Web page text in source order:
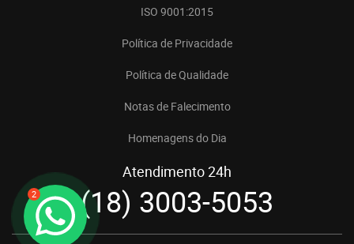
2
ISO 9001:2015
Política de Privacidade
Política de Qualidade
Notas de Falecimento
Homenagens do Dia
Atendimento 24h
(18) 3003-5053